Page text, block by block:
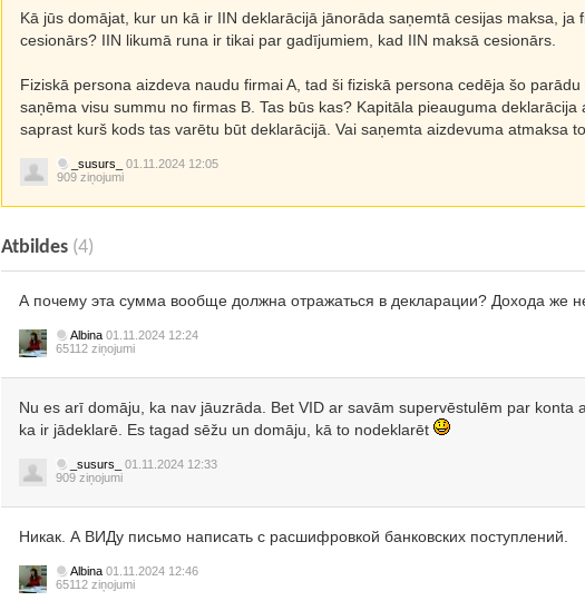
Kā jūs domājat, kur un kā ir IIN deklarācijā jānorāda saņemtā cesijas maksa, ja
cesionārs? IIN likumā runa ir tikai par gadījumiem, kad IIN maksā cesionārs.
Fiziskā persona aizdeva naudu firmai A, tad ši fiziskā persona cedēja šo
saņēma visu summu no firmas B. Tas būs kas? Kapitāla pieauguma
saprast kurš kods tas varētu būt deklarācijā. Vai saņemta aizdevuma atmaksa
_susurs_
01.11.2024 12:05
909 ziņojumi
Atbildes (4)
А почему эта сумма вообще должна отражаться в декларации? Дохода же
Albina 01.11.2024 12:24
65112 ziņojumi
Nu es arī domāju, ka nav jāuzrāda. Bet VID ar savām supervēstulēm par konta
ka ir jādeklarē. Es tagad sēžu un domāju, kā to nodeklarēt
_susurs_
01.11.2024 12:33
909 ziņojumi
Никак. А ВИДу письмо написать с расшифровкой банковских поступлений.
Albina 01.11.2024 12:46
65112 ziņojumi